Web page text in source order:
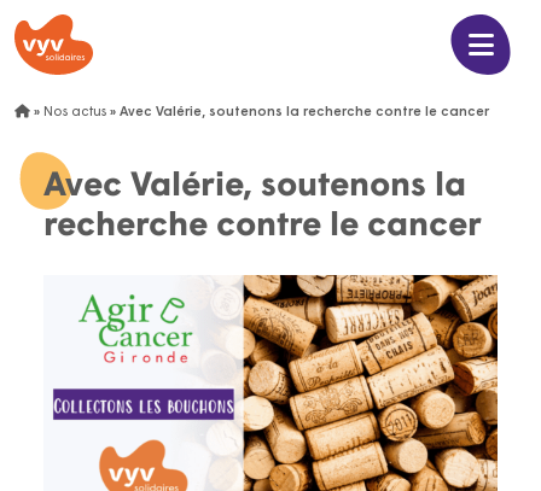
» Nos actus » Avec Valérie, soutenons la recherche contre le cancer
Avec Valérie, soutenons la
recherche contre le cancer